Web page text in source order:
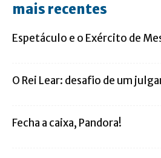
mais recentes
Espetáculo e o Exército de
O Rei Lear: desafio de um
Fecha a caixa, Pandora!